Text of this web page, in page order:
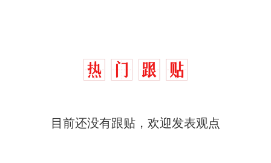
目前还没有跟贴，欢迎发表观点
热
制裁瓜子饺子，美国怕什
号，仅凭视频评出？中国烹饪